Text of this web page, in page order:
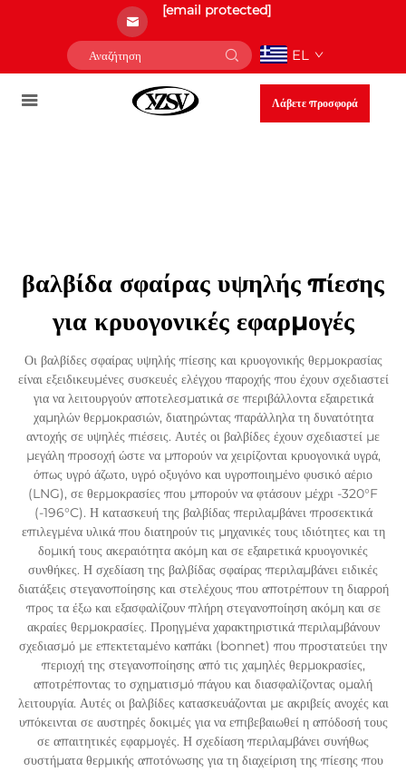
[email protected]
EL
Λάβετε προσφορά
βαλβίδα σφαίρας υψηλής πίεσης
για κρυογονικές εφαρμογές
Οι βαλβίδες σφαίρας υψηλής πίεσης και κρυογονικής θερμοκρασίας
είναι εξειδικευμένες συσκευές ελέγχου παροχής που έχουν σχεδιαστεί
για να λειτουργούν αποτελεσματικά σε περιβάλλοντα εξαιρετικά
χαμηλών θερμοκρασιών, διατηρώντας παράλληλα τη δυνατότητα
αντοχής σε υψηλές πιέσεις. Αυτές οι βαλβίδες έχουν σχεδιαστεί με
μεγάλη προσοχή ώστε να μπορούν να χειρίζονται κρυογονικά υγρά,
όπως υγρό άζωτο, υγρό οξυγόνο και υγροποιημένο φυσικό αέριο
(LNG), σε θερμοκρασίες που μπορούν να φτάσουν μέχρι -320°F
(-196°C). Η κατασκευή της βαλβίδας περιλαμβάνει προσεκτικά
επιλεγμένα υλικά που διατηρούν τις μηχανικές τους ιδιότητες και τη
δομική τους ακεραιότητα ακόμη και σε εξαιρετικά κρυογονικές
συνθήκες. Η σχεδίαση της βαλβίδας σφαίρας περιλαμβάνει ειδικές
διατάξεις στεγανοποίησης και στελέχους που αποτρέπουν τη διαρροή
προς τα έξω και εξασφαλίζουν πλήρη στεγανοποίηση ακόμη και σε
ακραίες θερμοκρασίες. Προηγμένα χαρακτηριστικά περιλαμβάνουν
σχεδιασμό με επεκτεταμένο καπάκι (bonnet) που προστατεύει την
περιοχή της στεγανοποίησης από τις χαμηλές θερμοκρασίες,
αποτρέποντας το σχηματισμό πάγου και διασφαλίζοντας ομαλή
λειτουργία. Αυτές οι βαλβίδες κατασκευάζονται με ακριβείς ανοχές και
υπόκεινται σε αυστηρές δοκιμές για να επιβεβαιωθεί η απόδοσή τους
σε απαιτητικές εφαρμογές. Η σχεδίαση περιλαμβάνει συνήθως
συστήματα θερμικής αποτόνωσης για τη διαχείριση της πίεσης που